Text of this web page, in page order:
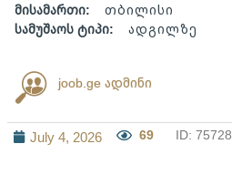
მისამართი:
თბილისი
სამუშაოს ტიპი:
ადგილზე
joob.ge ადმინი
July 4, 2026 69 ID: 75728